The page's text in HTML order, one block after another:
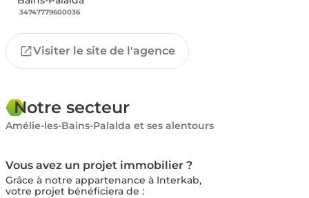
34747779600036
Visiter le site de l'agence
Notre secteur
Amélie-les-Bains-Palalda et ses alentours
Vous avez un projet immobilier ?
Grâce à notre appartenance à Interkab,
votre projet bénéficiera de :